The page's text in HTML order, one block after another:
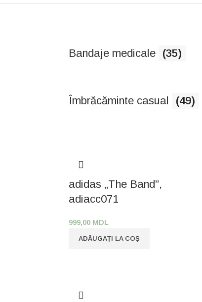
Bandaje medicale (35)
Îmbrăcăminte casual (49)
adidas „The Band”,
adiacc071
999,00 MDL
ADĂUGAȚI LA COȘ